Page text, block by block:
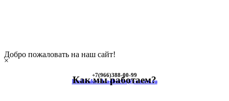
Добро пожаловать на наш сайт!
+7(966)388-00-99
himkinskoe-kladbische@yandex.ru
×
Как мы работаем?